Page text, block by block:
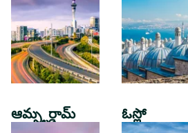
ఆమ్స్టర్డామ్ ఓస్లో